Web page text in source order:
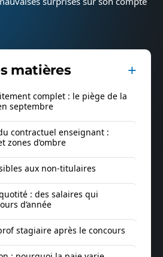
matières
complet : le piège de la
septembre
contractuel enseignant :
zones d’ombre
aux non-titulaires
: des salaires qui
d’année
stagiaire après le concours